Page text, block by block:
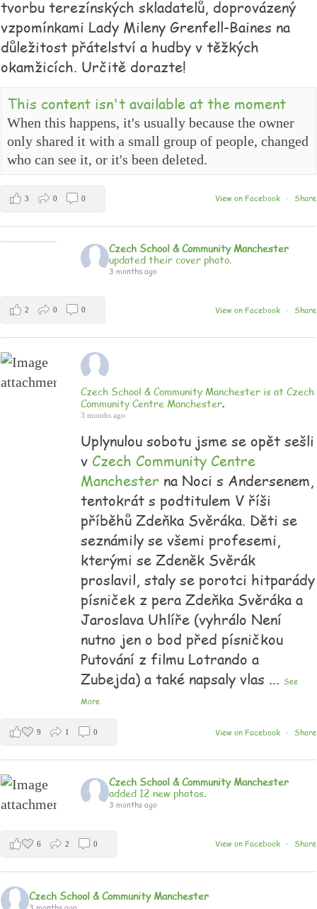
tvorbu terezínských skladatelů, doprovázený
vzpomínkami Lady Mileny Grenfell-Baines na
důležitost přátelství a hudby v těžkých
okamžicích. Určitě dorazte!
This content isn't available at the moment
When this happens, it's usually because the owner
only shared it with a small group of people, changed
who can see it, or it's been deleted.
View on Facebook · Share
3 0 0
Czech School & Community Manchester
updated their cover photo.
3 months ago
View on Facebook · Share
2 0 0
Czech School & Community Manchester is at Czech
Community Centre Manchester.
3 months ago
Uplynulou sobotu jsme se opět sešli
v Czech Community Centre
Manchester na Noci s Andersenem,
tentokrát s podtitulem V říši
příběhů Zdeňka Svěráka. Děti se
seznámily se všemi profesemi,
kterými se Zdeněk Svěrák
proslavil, staly se porotci hitparády
písniček z pera Zdeňka Svěráka a
Jaroslava Uhlíře (vyhrálo Není
nutno jen o bod před písničkou
Putování z filmu Lotrando a
Zubejda) a také napsaly vlas ... See
More
View on Facebook · Share
9 1 0
Czech School & Community Manchester
added 12 new photos.
3 months ago
View on Facebook · Share
6 2 0
Czech School & Community Manchester